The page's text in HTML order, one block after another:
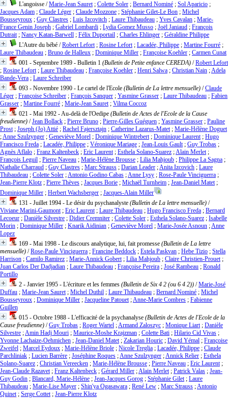
L'angoisse /Marie-Jean Sauret; Colette Soler ; Bernard Nominé ; Sol Aparicio ;
Jacques Adam ; Claude Léger ; Claude Mozzone ; Stéphanie Gilet-Le Bon ; Michel
Bousseyroux ; Guy Clastres ; Luis Izcovitch ; Laure Thibaudeau ; Yves Cavalan ; Marie-
France Genin Joseph ; Gabriel Lombardi ; Lydia Gomez Musso ; Joël Janiaud ; François
Dutrait; Nancy Katan-Barwell ; Félix Duportail ; Charles Ehlinger ; Géraldine Philippe
L'Autre du bébé /Robert Lefort; Rosine Lefort; Lacadée, Philippe ; Martine Fourré ;
Laure Thibaudeau ; Bruno de Halleux ; Dominique Miller ; Françoise Koehler ; Carmen Cunat
001 - Septembre 1989 - Bulletin 1 (Bulletin de Petite enfance CEREDA) /Robert Lefort
; Rosine Lefort; Laure Thibaudeau ; Françoise Koehler ; Henri Salwa ; Christian Nain ;Adela
Bande-Vera ; Laure Schreiber
093 - Novembre 1990 - Le cartel de l'Ecole (Bulletin de La lettre mensuelle) /Claude
Léger ; Françoise Schreiber ; François Sanquer ; Yasmine Grasser ; Laure Thibaudeau ; Fabien
Grasser ; Martine Fourré ; Marie-Jean Sauret; Vilma Coccoz
021 - Mai 1992 - Au-delà de l'Oedipe (Bulletin de Actes de l'Ecole de la Cause
freudienne) /Jean Bollack ; Pierre Bruno ; Pierre-Gilles Guéguen ; Yasmine Grasser ; Pauline
Prost; Joseph (Jo) Attié ; Rachel Fajersztajn ; Catherine Lazarus-Matet; Marie-Hélène Doguet
;Anne Szulzynger ; Geneviève Morel ; Dominique Wintrebert; Dominique Laurent; Hugo
Francisco Freda ; Lacadée, Philippe ; Véronique Mariage ; Jean-Louis Gault; Guy Trobas ;
Agnès Aflalo ; Franz Kaltenbeck ; Eric Laurent; Esthela Solano-Suarez ;Alain Merlet;
François Leguil ; Pierre Naveau ; Marie-Hélène Brousse ; Lilia Mahjoub ; Philippe La Sagna ;
Nathalie Charraud ; Guy Clastres ; Marc Strauss ; Darian Leader ;Anita Izcovich ; Laure
Thibaudeau ; Colette Soler ;Antonio Godino Cabas ;Anne Lysy ; Rose-Paule Vinciguerra ;
Jean-Pierre Klotz ; Pierre Thèves ; Jacques Borie ; Michaël Turnheim ; Jean-Daniel Matet;
Dominique Miller ; Herbert Wachsberger ; Jacques-Alain Miller
131 - Juillet 1994 - Le désir du psychanalyste (Bulletin de La lettre mensuelle) /
Viviane Marini-Gaumont; Eric Laurent; Laure Thibaudeau ; Hugo Francisco Freda ; Bernard
Lecoeur ; Danièle Silvestre ; Didier Cremniter ; Colette Soler ; Esthela Solano-Suarez ; Isabelle
Morin ; Dominique Miller ; Knarik Aidinian ; Geneviève Morel ; Marie-Josée Asnoun ;Anne
Lopez
169 - Mai 1998 - Le discours analytique, lui, fait promesse (Bulletin de La lettre
mensuelle) /Rose-Paule Vinciguerra ; Francine Beddock ; Estela Paskvan ; Hebe Tizio ; Stella
Harrison ; Camilo Ramirez ; Marie-Annick Gobert; Lilia Mahjoub ; Claire Christien-Prouet;
Juan Carlos Der Dadjadian ; Laure Thibaudeau ; Françoise Pereira ; José Rambeau ; Ronald
Portillo
2 - Janvier 1995 - L'écriture et les femmes (Bulletin de Six 4 2 (ou 6 4 2)) /Marie-José
Duffau ; Marie-Jean Sauret; Michel Duthil ; Laure Thibaudeau ; Bernard Nominé ; Michel
Bousseyroux ; Dominique Miller ; Jacqueline Patouet;Anne-Marie Combres ; Fabienne
Guillen
015 - Octobre 1988 - L'efficacité de la psychanalyse (Bulletin de Actes de l'Ecole de la
Cause freudienne) /Guy Trobas ; Roger Wartel ;Armand Zaloszyc ; Monique Liart; Danièle
Silvestre ;Amin Hadj Mouri ; Maurice-Moshe Krajzman ; Colette Bati ; Hilario Cid Vivas ;
Yvonne Lachaize-Oehmichen ; Jean-Daniel Matet; Zakarian Houric ; David Yémal ; Françoise
Zweifel ; Marcel Eydoux ; Marie-Hélène Briole ; Nicole Treglia ; Lacadée, Philippe ; Claude
Parchliniak ; Lucien Barrère ; Joséphine Roques ;Anne Szulzynger ;Annick Relier ; Esthela
Solano-Suarez ; Christian Vereecken ; Marie-Hélène Brousse ; Pierre Naveau ; Eric Laurent;
Jean-Claude Razavet; Franz Kaltenbeck ; Gérard Miller ;Alain Merlet; Patrick Valas ; Jean-
Guy Godin ; Blancard, Marie-Hélène ; Jean-Jacques Gorog ; Stéphanie Gilet; Laure
Thibaudeau ; Marie-Lise Mayer ; Shin'ya Ogasawara ; René Lew ; Marc Strauss ;Antonio
Quinet; Serge Cottet; Jean-Pierre Klotz